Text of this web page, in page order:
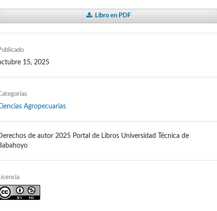
Libro en PDF
15, 2025
Agropecuarias
de autor 2025 Portal de Libros Universidad Técnica de